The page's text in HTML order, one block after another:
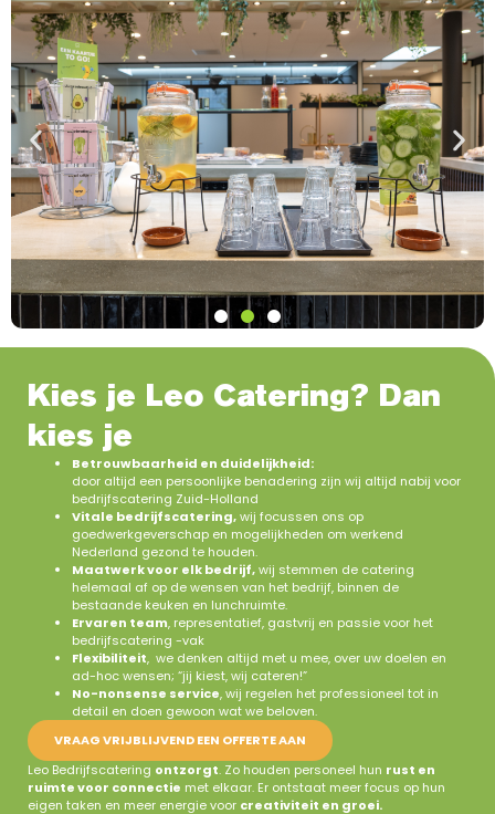
Kies je Leo Catering? Dan
kies je
Betrouwbaarheid en duidelijkheid:
door altijd een persoonlijke benadering zijn wij altijd nabij voor
bedrijfscatering Zuid-Holland
Vitale bedrijfscatering,wij focussen ons op
goedwerkgeverschap en mogelijkheden om werkend
Nederland gezond te houden.
Maatwerk voor elk bedrijf,wij stemmen de catering
helemaal af op de wensen van het bedrijf, binnen de
bestaande keuken en lunchruimte.
Ervaren team, representatief, gastvrij en passie voor het
bedrijfscatering -vak
Flexibiliteit, we denken altijd met u mee, over uw doelen en
ad-hoc wensen; “jij kiest, wij cateren!”
No-nonsense service, wij regelen het professioneel tot in
detail en doen gewoon wat we beloven.
VRAAG VRIJBLIJVEND EEN OFFERTE AAN
Leo Bedrijfscatering ontzorgt. Zo houden personeel hun rust en
ruimte voor connectie met elkaar. Er ontstaat meer focus op hun
eigen taken en meer energie voor creativiteit en groei.